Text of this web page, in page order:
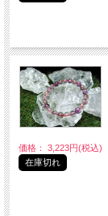
価格： 3,223円(税込)
在庫切れ